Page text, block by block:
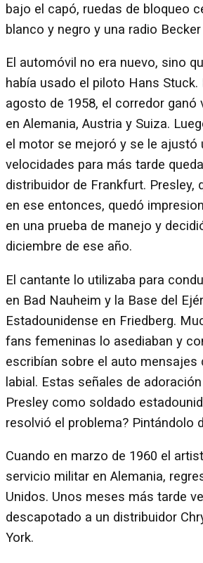
bajo el capó, ruedas de bloqueo
blanco y negro y una radio
El automóvil no era nuevo, sino
había usado el piloto Hans Stuck.
agosto de 1958, el corredor ganó
en Alemania, Austria y Suiza.
el motor se mejoró y se le ajustó
velocidades para más tarde
distribuidor de Frankfurt. Presley,
en ese entonces, quedó
en una prueba de manejo y
diciembre de ese año.
El cantante lo utilizaba para
en Bad Nauheim y la Base del
Estadounidense en Friedberg.
fans femeninas lo asediaban y
escribían sobre el auto mensajes
labial. Estas señales de
Presley como soldado
resolvió el problema? Pintándolo
Cuando en marzo de 1960 el
servicio militar en Alemania,
Unidos. Unos meses más tarde
descapotado a un distribuidor
York.